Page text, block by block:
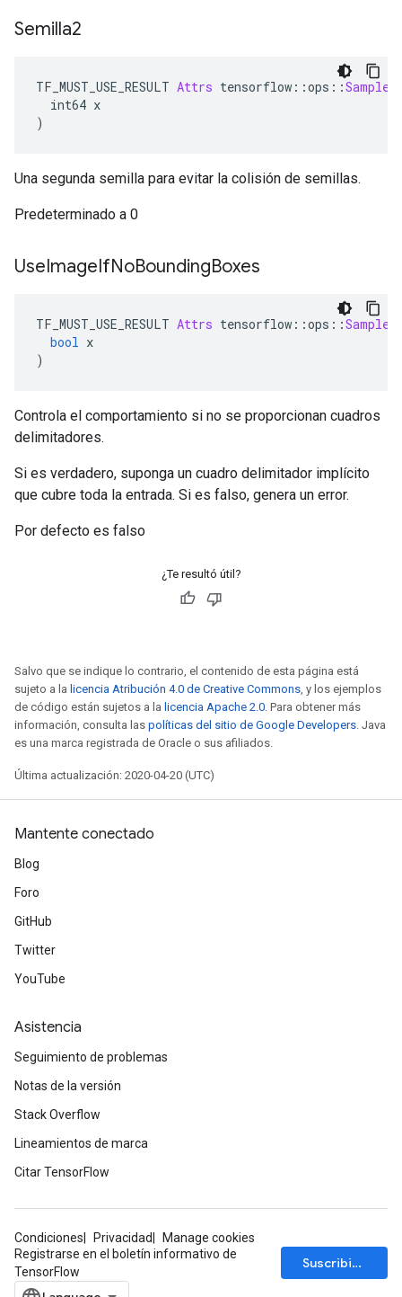
Semilla2
TF_MUST_USE_RESULT Attrs tensorflow ::ops ::
int64 x
)
Una segunda semilla para evitar la colisión de semillas.
Predeterminado a 0
UseImageIfNoBoundingBoxes
TF_MUST_USE_RESULT Attrs tensorflow ::ops ::
bool x
)
Controla el comportamiento si no se proporcionan cuadros
delimitadores.
Si es verdadero, suponga un cuadro delimitador implícito
que cubre toda la entrada. Si es falso, genera un error.
Por defecto es falso
¿Te resultó útil?
Salvo que se indique lo contrario, el contenido de esta página está
sujeto a la licencia Atribución 4.0 de Creative Commons, y los ejemplos
de código están sujetos a la licencia Apache 2.0. Para obtener más
información, consulta las políticas del sitio de Google Developers. Java
es una marca registrada de Oracle o sus afiliados.
Última actualización: 2020-04-20 (UTC)
Mantente conectado
Blog
Foro
GitHub
Twitter
YouTube
Asistencia
Seguimiento de problemas
Notas de la versión
Stack Overflow
Lineamientos de marca
Citar TensorFlow
Condiciones Privacidad
Manage cookies
Registrarse en el boletín informativo de
TensorFlow
Suscribirse